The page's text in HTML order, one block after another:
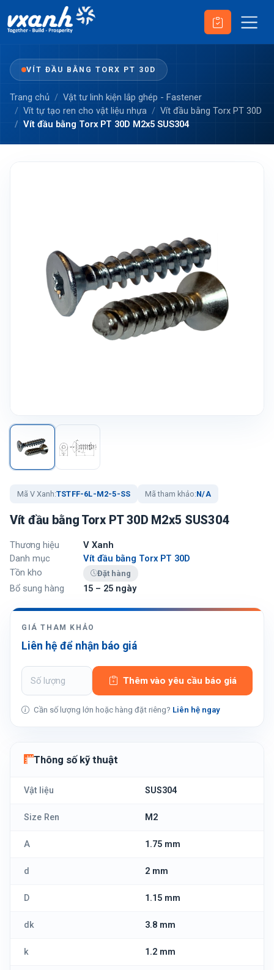
VÍT ĐẦU BẰNG TORX PT 30D
Trang chủ
Vật tư linh kiện lắp ghép - Fastener
Vít tự tạo ren cho vật liệu nhựa
Vít đầu bằng Torx PT 30D
Vít đầu bằng Torx PT 30D M2x5 SUS304
Mã V Xanh:TSTFF-6L-M2-5-SS Mã tham khảo:N/A
Vít đầu bằng Torx PT 30D M2x5 SUS304
Thương hiệu
V Xanh
Danh mục
Vít đầu bằng Torx PT 30D
Tồn kho
Đặt hàng
Bổ sung hàng 15 – 25 ngày
GIÁ THAM KHẢO
Liên hệ để nhận báo giá
Thêm vào yêu cầu báo giá
Cần số lượng lớn hoặc hàng đặt riêng? Liên hệ ngay
Thông số kỹ thuật
Vật liệu SUS304
Size Ren M2
A 1.75 mm
d 2 mm
D 1.15 mm
dk 3.8 mm
k 1.2 mm